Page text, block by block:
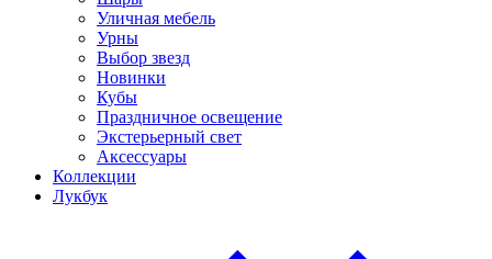
Уличная мебель
Урны
Выбор звезд
Новинки
Кубы
Праздничное освещение
Экстерьерный свет
Аксессуары
Коллекции
Лукбук